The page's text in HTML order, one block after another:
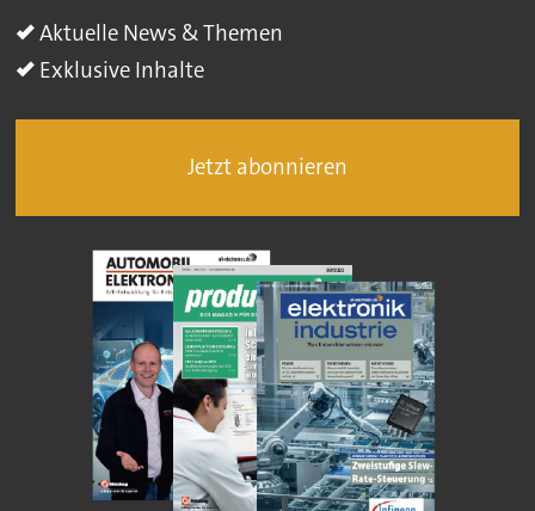
Aktuelle News & Themen
Exklusive Inhalte
Jetzt abonnieren